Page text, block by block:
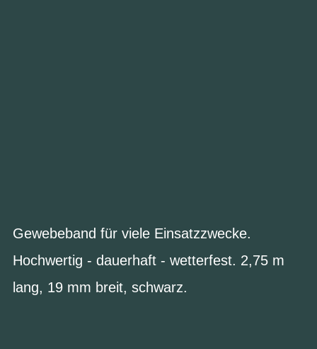
Gewebeband für viele Einsatzzwecke.
Hochwertig - dauerhaft - wetterfest. 2,75 m
lang, 19 mm breit, schwarz.